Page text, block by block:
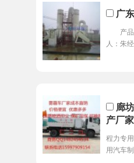
广
产品
人：朱
廊
产厂家
程力专
用汽车